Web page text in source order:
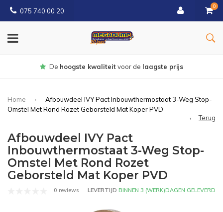
075 740 00 20
0
Gratisbezorgd vanaf € 150
Home
Afbouwdeel IVY Pact Inbouwthermostaat 3-Weg Stop-
Omstel Met Rond Rozet Geborsteld Mat Koper PVD
Terug
Afbouwdeel IVY Pact
Inbouwthermostaat 3-Weg Stop-
Omstel Met Rond Rozet
Geborsteld Mat Koper PVD
0 reviews LEVERTIJD BINNEN 3 (WERK)DAGEN GELEVERD